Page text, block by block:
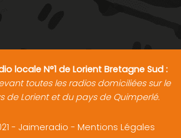
locale N°1 de Lorient Bretagne Sud :
toutes les radios domiciliées sur le
de Lorient et du pays de Quimperlé.
- Jaimeradio - Mentions Légales